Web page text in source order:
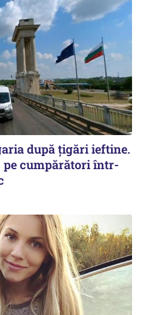
după țigări ieftine.
pe cumpărători într-